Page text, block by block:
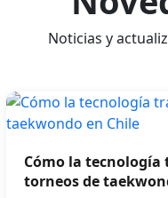
Noticias y
Cómo la
torneos de